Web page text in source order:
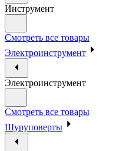
Инструмент
Смотреть все товары
Электроинструмент
Электроинструмент
Смотреть все товары
Шуруповерты